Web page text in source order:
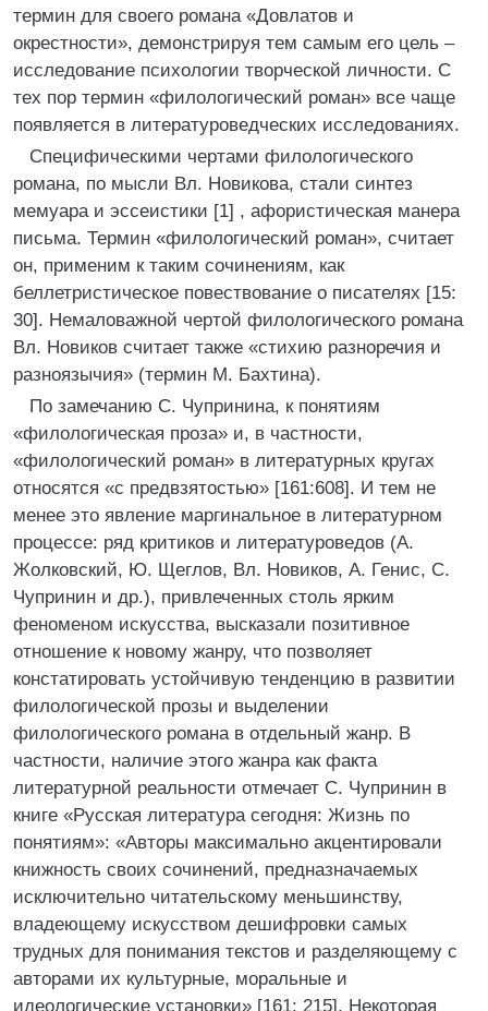
термин для своего романа «Довлатов и
окрестности», демонстрируя тем самым его цель –
исследование психологии творческой личности. С
тех пор термин «филологический роман» все чаще
появляется в литературоведческих исследованиях.
Специфическими чертами филологического
романа, по мысли Вл. Новикова, стали синтез
мемуара и эссеистики [1] , афористическая манера
письма. Термин «филологический роман», считает
он, применим к таким сочинениям, как
беллетристическое повествование о писателях [15:
30]. Немаловажной чертой филологического романа
Вл. Новиков считает также «стихию разноречия и
разноязычия» (термин М. Бахтина).
По замечанию С. Чупринина, к понятиям
«филологическая проза» и, в частности,
«филологический роман» в литературных кругах
относятся «с предвзятостью» [161:608]. И тем не
менее это явление маргинальное в литературном
процессе: ряд критиков и литературоведов (А.
Жолковский, Ю. Щеглов, Вл. Новиков, А. Генис, С.
Чупринин и др.), привлеченных столь ярким
феноменом искусства, высказали позитивное
отношение к новому жанру, что позволяет
констатировать устойчивую тенденцию в развитии
филологической прозы и выделении
филологического романа в отдельный жанр. В
частности, наличие этого жанра как факта
литературной реальности отмечает С. Чупринин в
книге «Русская литература сегодня: Жизнь по
понятиям»: «Авторы максимально акцентировали
книжность своих сочинений, предназначаемых
исключительно читательскому меньшинству,
владеющему искусством дешифровки самых
трудных для понимания текстов и разделяющему с
авторами их культурные, моральные и
идеологические установки» [161: 215]. Некоторая